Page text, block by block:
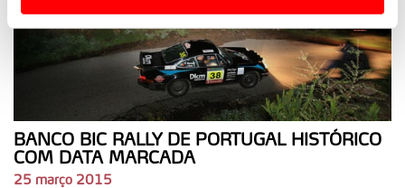
personalizar conteúdos e anúncios, para lhe proporcionar
funcionalidades de redes sociais, bem como para
analisar dados de navegação no nosso website.
Adicionalmente partilhamos informação, relativa à sua
utilização do nosso site de publicidade e de análise, com
parceiros e organizações na UE e em países terceiros.
BANCO BIC RALLY DE PORTUGAL HISTÓRICO
COM DATA MARCADA
25 março 2015